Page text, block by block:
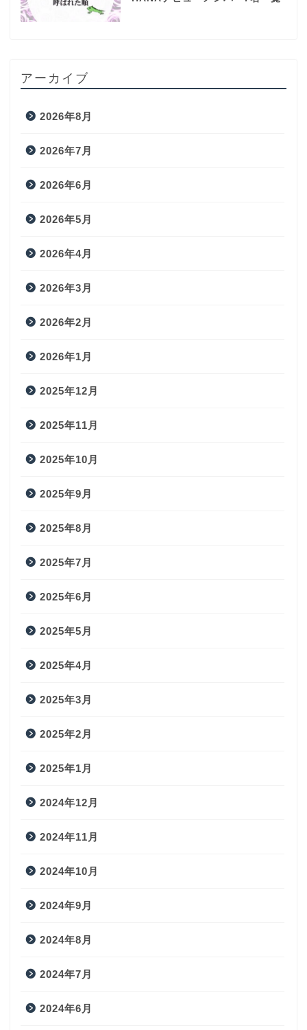
アーカイブ
2026年8月
2026年7月
2026年6月
2026年5月
2026年4月
2026年3月
2026年2月
2026年1月
2025年12月
2025年11月
2025年10月
2025年9月
2025年8月
2025年7月
2025年6月
2025年5月
2025年4月
2025年3月
2025年2月
2025年1月
2024年12月
2024年11月
2024年10月
2024年9月
2024年8月
2024年7月
2024年6月